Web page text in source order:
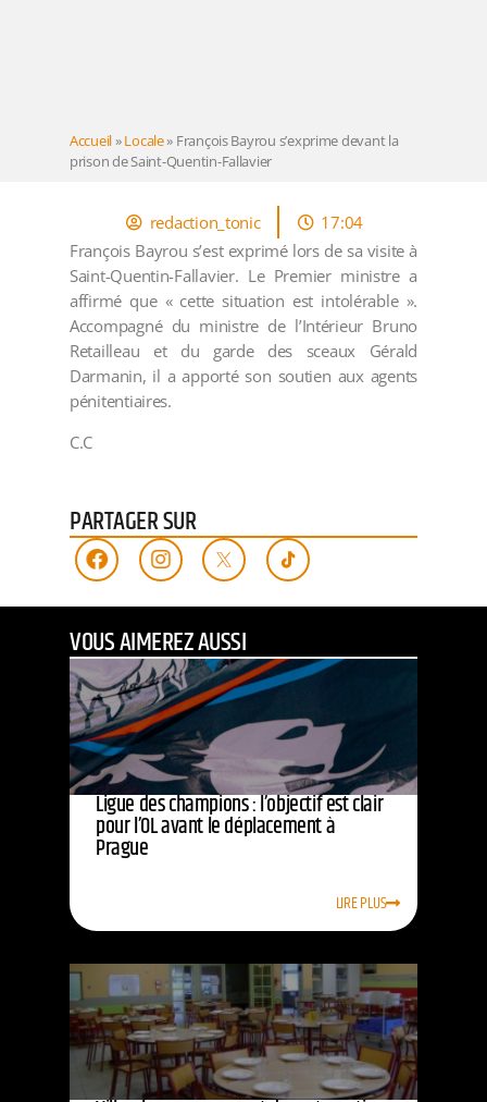
Accueil»Locale» François Bayrou s’exprime devant la
prison de Saint-Quentin-Fallavier
redaction_tonic
17:04
François Bayrou s’est exprimé lors de sa visite à
Saint-Quentin-Fallavier. Le Premier ministre a
affirmé que « cette situation est intolérable ».
Accompagné du ministre de l’Intérieur Bruno
Retailleau et du garde des sceaux Gérald
Darmanin, il a apporté son soutien aux agents
pénitentiaires.
C.C
PARTAGER SUR
VOUS AIMEREZ AUSSI
Ligue des champions : l’objectif est clair
pour l’OL avant le déplacement à
Prague
LIRE PLUS